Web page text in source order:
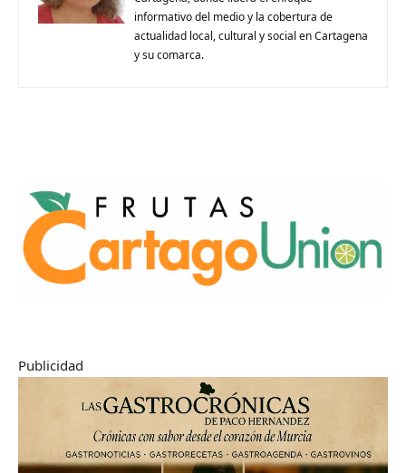
informativo del medio y la cobertura de
actualidad local, cultural y social en Cartagena
y su comarca.
Publicidad